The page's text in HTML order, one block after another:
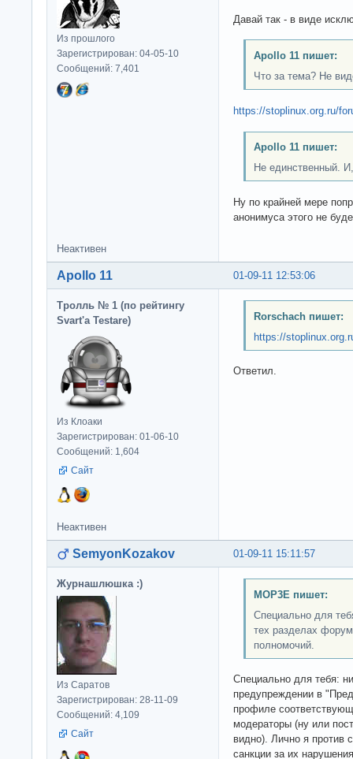
Из прошлого
Зарегистрирован: 04-05-10
Сообщений: 7,401
Давай так - в виде
Apollo 11 пишет:
Что за тема? Не
https://stoplinux.org.ru/
Apollo 11 пишет:
Не единственный.
Ну по крайней мере
анонимуса этого не
Неактивен
01-09-11 12:53:06
Apollo 11
Тролль № 1 (по рейтингу
Svart'а Testare)
Из Клоаки
Зарегистрирован: 01-06-10
Сообщений: 1,604
Сайт
Rorschach пишет:
https://
Ответил.
Неактивен
01-09-11 15:11:57
SemyonKozakov
Журнашлюшка :)
Из Саратов
Зарегистрирован: 28-11-09
Сообщений: 4,109
Сайт
MOP3E пишет:
Специально для
тех разделах
полномочий.
Специально для тебя:
предупреждении в
профиле
модераторы (ну или
видно). Лично я против
санкции за их